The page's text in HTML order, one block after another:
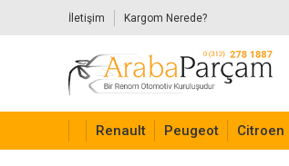
İletişim Kargom Nerede?
Renault Peugeot Citroen